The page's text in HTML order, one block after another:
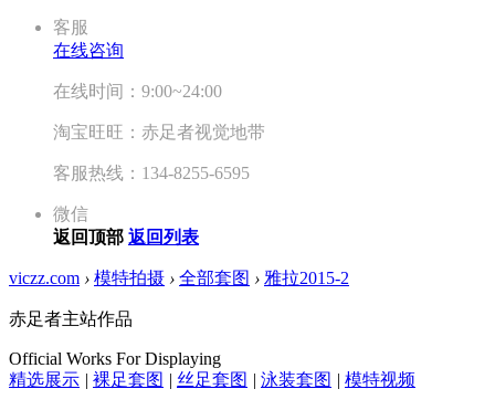
客服
在线咨询
在线时间：9:00~24:00
淘宝旺旺：赤足者视觉地带
客服热线：134-8255-6595
微信
返回顶部 返回列表
viczz.com › 模特拍摄 › 全部套图 › 雅拉2015-2
赤足者主站作品
Official Works For Displaying
精选展示 | 裸足套图 | 丝足套图 | 泳装套图 | 模特视频